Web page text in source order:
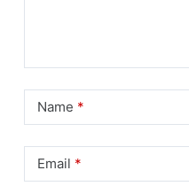
Name *
Email *